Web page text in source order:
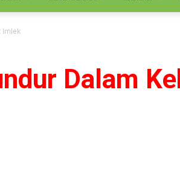
Kundur
News
Imlek
Dalam